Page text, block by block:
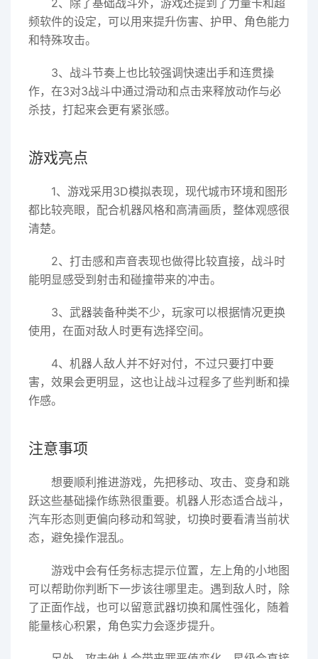
2、除了基础战斗外，游戏还提到了力量卡和超
频软件的设定，可以用来提升伤害、护甲、角色能力
和特殊攻击。
3、战斗节奏上也比较强调快速出手和连贯操
作，在3对3战斗中通过滑动和点击来释放动作与必
杀技，打起来会更有紧张感。
游戏亮点
1、游戏采用3D模拟表现，现代城市环境和图形
都比较亮眼，配合机器风格和高清画质，整体观感很
清楚。
2、打击感和声音表现也做得比较直接，战斗时
能明显感受到射击和碰撞带来的冲击。
3、武器装备种类不少，玩家可以根据情况更换
使用，在面对敌人时更有选择空间。
4、机器人敌人并不好对付，不过只要打中要
害，效果会更明显，这也让战斗过程多了些判断和操
作感。
注意事项
想要顺利推进游戏，先把移动、攻击、变身和跳
跃这些基础操作练熟很重要。机器人形态适合战斗，
汽车形态则更偏向移动和驾驶，切换时要看清当前状
态，避免操作混乱。
游戏中会有任务标志提示位置，左上角的小地图
可以帮助你判断下一步该往哪里走。遇到敌人时，除
了正面作战，也可以留意武器切换和属性强化，随着
能量核心积累，角色实力会逐步提升。